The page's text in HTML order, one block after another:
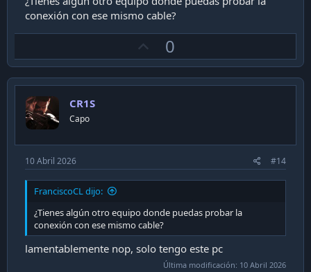
conexión con ese mismo cable?
p
v
0
CR1S
Capo
10 Abril 2026 #14
FranciscoCL dijo:
¿Tienes algún otro equipo donde puedas probar la
conexión con ese mismo cable?
lamentablemente nop, solo tengo este pc
Última modificación: 10 Abril 2026